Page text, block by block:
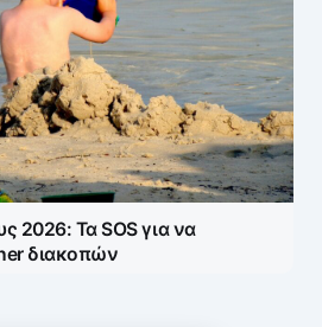
2026: Τα SOS για να
διακοπών